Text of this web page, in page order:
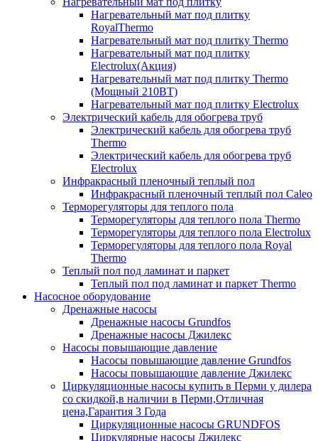
Нагревательный мат под плитку
RoyalThermo
Нагревательный мат под плитку Thermo
Нагревательный мат под плитку
Electrolux(Акция)
Нагревательный мат под плитку Thermo
(Мощный 210ВТ)
Нагревательный мат под плитку Electrolux
Электрический кабель для обогрева труб
Электрический кабель для обогрева труб
Thermo
Электрический кабель для обогрева труб
Electrolux
Инфракрасный пленочный теплый пол
Инфракрасный пленочный теплый пол Caleo
Терморегуляторы для теплого пола
Терморегуляторы для теплого пола Thermo
Терморегуляторы для теплого пола Electrolux
Терморегуляторы для теплого пола Royal
Thermo
Теплый пол под ламинат и паркет
Теплый пол под ламинат и паркет Thermo
Насосное оборудование
Дренажные насосы
Дренажные насосы Grundfos
Дренажные насосы Джилекс
Насосы повышающие давление
Насосы повышающие давление Grundfos
Насосы повышающие давление Джилекс
Циркуляционные насосы купить в Перми у дилера
со скидкой,в наличии в Перми,Отличная
цена,Гарантия 3 Года
Циркуляционные насосы GRUNDFOS
Циркулярные насосы Джилекс